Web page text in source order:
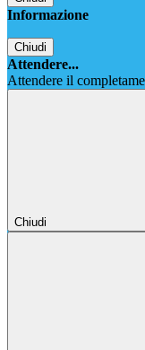
Informazione
Chiudi
Attendere...
Attendere il
Chiudi